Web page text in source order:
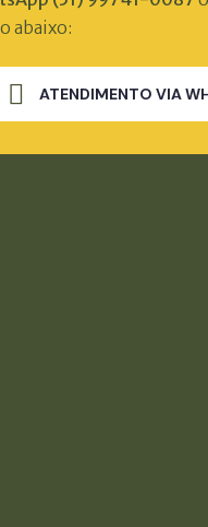
abaixo:
ATENDIMENTO VIA